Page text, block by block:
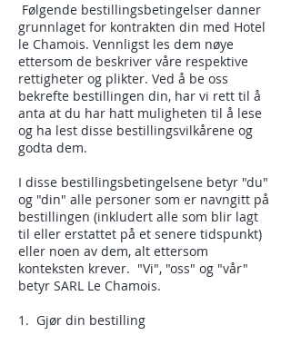
​ Følgende bestillingsbetingelser danner
grunnlaget for kontrakten din med Hotel
le Chamois. Vennligst les dem nøye
ettersom de beskriver våre respektive
rettigheter og plikter. Ved å be oss
bekrefte bestillingen din, har vi rett til å
anta at du har hatt muligheten til å lese
og ha lest disse bestillingsvilkårene og
godta dem.
I disse bestillingsbetingelsene betyr "du"
og "din" alle personer som er navngitt på
bestillingen (inkludert alle som blir lagt
til eller erstattet på et senere tidspunkt)
eller noen av dem, alt ettersom
konteksten krever. "Vi", "oss" og "vår"
betyr SARL Le Chamois.
1. Gjør din bestilling